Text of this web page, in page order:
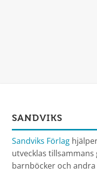
SANDVIKS
Sandviks Förlag
utvecklas
barnböcker och